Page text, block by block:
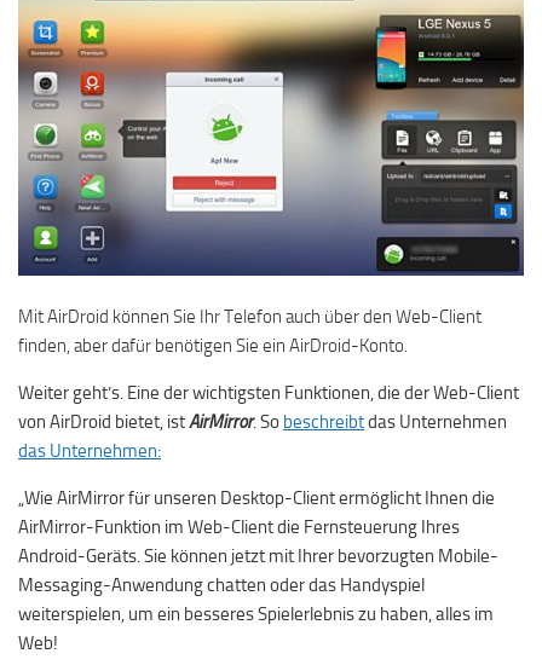
Mit AirDroid können Sie Ihr Telefon auch über den Web-Client
finden, aber dafür benötigen Sie ein AirDroid-Konto.
Weiter geht’s. Eine der wichtigsten Funktionen, die der Web-Client
von AirDroid bietet, istAirMirror. So beschreibtdas Unternehmen
das Unternehmen:
„Wie AirMirror für unseren Desktop-Client ermöglicht Ihnen die
AirMirror-Funktion im Web-Client die Fernsteuerung Ihres
Android-Geräts. Sie können jetzt mit Ihrer bevorzugten Mobile-
Messaging-Anwendung chatten oder das Handyspiel
weiterspielen, um ein besseres Spielerlebnis zu haben, alles im
Web!